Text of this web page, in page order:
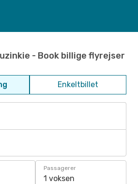
- Book billige flyrejser
Enkeltbillet
Passagerer
1 voksen